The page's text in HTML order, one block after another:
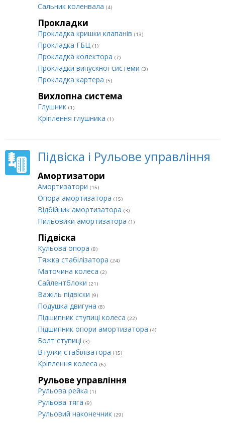
Сальник коленвала (4)
Прокладки
Прокладка кришки клапанів (13)
Прокладка ГБЦ (1)
Прокладка колектора (7)
Прокладки випускної системи (3)
Прокладка картера (5)
Вихлопна система
Глушник (1)
Кріплення глушника (1)
Підвіска і Рульове управління
Амортизатори
Амортизатори (15)
Опора амортизатора (15)
Відбійник амортизатора (3)
Пильовики амортизатора (1)
Підвіска
Кульова опора (8)
Тяжка стабілізатора (24)
Маточина колеса (2)
Сайлентблоки (21)
Важіль підвіски (9)
Подушка двигуна (8)
Підшипник ступиці колеса (22)
Підшипник опори амортизатора (4)
Болт ступиці (3)
Втулки стабілізатора (15)
Кріплення колеса (6)
Рульове управління
Рульова рейка (1)
Рульова тяга (9)
Рульовий наконечник (29)